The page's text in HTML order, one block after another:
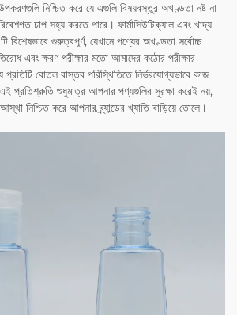
নিশ্চিত করে যে এগুলি বিষয়বস্তুর অখণ্ডতা নষ্ট না
চাপ সহ্য করতে পারে। ফার্মাসিউটিক্যাল এবং খাদ্য
বিশেষভাবে গুরুত্বপূর্ণ, যেখানে পণ্যের অখণ্ডতা সর্বোচ্চ
এবং ক্ষরণ পরীক্ষার মতো আমাদের কঠোর পরীক্ষার
প্রতিটি বোতল বাস্তব পরিস্থিতিতে নির্ভরযোগ্যভাবে কাজ
প্রতিশ্রুতি শুধুমাত্র আপনার পণ্যগুলির সুরক্ষা করেই নয়,
নিশ্চিত করে আপনার ব্র্যান্ডের খ্যাতি বাড়িয়ে তোলে।